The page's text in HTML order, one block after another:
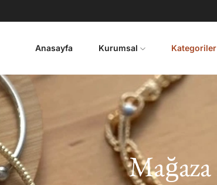
Anasayfa Kurumsal Kategoriler
Mağaza